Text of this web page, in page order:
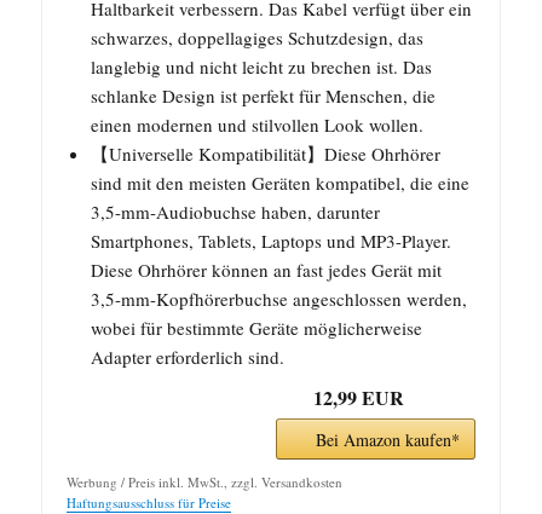
Haltbarkeit verbessern. Das Kabel verfügt über ein
schwarzes, doppellagiges Schutzdesign, das
langlebig und nicht leicht zu brechen ist. Das
schlanke Design ist perfekt für Menschen, die
einen modernen und stilvollen Look wollen.
【Universelle Kompatibilität】Diese Ohrhörer
sind mit den meisten Geräten kompatibel, die eine
3,5-mm-Audiobuchse haben, darunter
Smartphones, Tablets, Laptops und MP3-Player.
Diese Ohrhörer können an fast jedes Gerät mit
3,5-mm-Kopfhörerbuchse angeschlossen werden,
wobei für bestimmte Geräte möglicherweise
Adapter erforderlich sind.
12,99 EUR
Bei Amazon kaufen*
Werbung / Preis inkl. MwSt., zzgl. Versandkosten
Haftungsausschluss für Preise